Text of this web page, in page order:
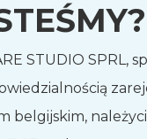
STUDIO SPRL,
belgijskim,